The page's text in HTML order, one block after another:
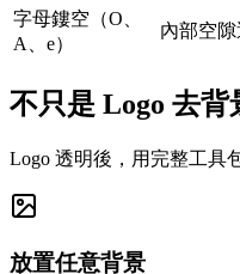
字母鏤空（O、
A、e）
內部空
不只是 Logo 去背
Logo 透明後，用完整工具
放置任意背景